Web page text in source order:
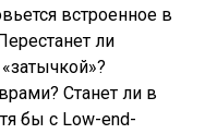
встроенное в
ли
Станет ли в
бы с Low-end-